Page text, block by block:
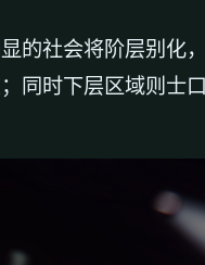
的社会将阶层别化
同时下层区域则士